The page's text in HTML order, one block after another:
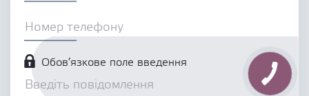
Обов’язкове поле введення